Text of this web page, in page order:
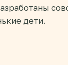
дети.